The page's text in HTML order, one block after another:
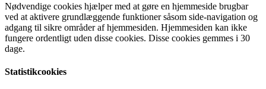
Nødvendige cookies hjælper med at gøre en hjemmeside brugbar
ved at aktivere grundlæggende funktioner såsom side-navigation og
adgang til sikre områder af hjemmesiden. Hjemmesiden kan ikke
fungere ordentligt uden disse cookies. Disse cookies gemmes i 30
dage.
Statistikcookies